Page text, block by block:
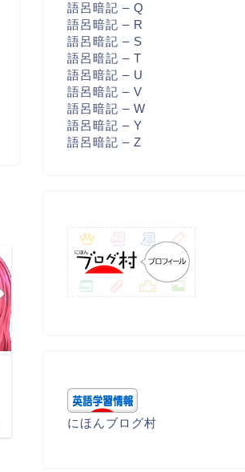
語呂暗記 - T
2022年3月29日
語呂暗記 – Q
語呂暗記 – R
語呂暗記 – S
語呂暗記 – T
語呂暗記 – U
語呂暗記 – V
語呂暗記 – W
語呂暗記 – Y
語呂暗記 – Z
にほんブログ村